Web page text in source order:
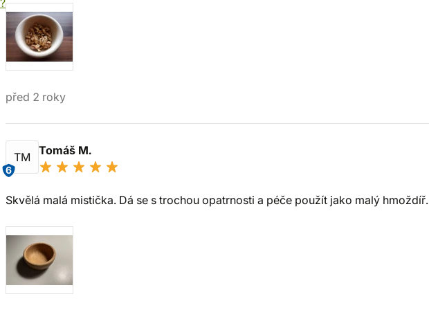
před 2 roky
TM
6
Tomáš M.
Skvělá malá mistička. Dá se s trochou opatrnosti a péče použít jako malý hmoždíř.